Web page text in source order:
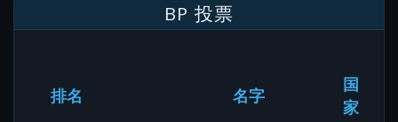
BP 投票
排名 名字
国
家